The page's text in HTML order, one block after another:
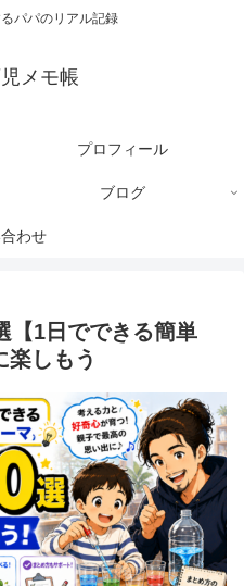
パパのリアル記録
メモ帳
プロフィール
ブログ
わせ
【1日でできる簡単
楽しもう